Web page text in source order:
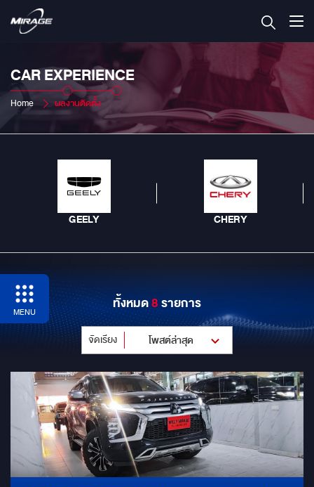
CAR EXPERIENCE
Home ผลงานติดตั้ง
GEELY CHERY
MENU ทั้งหมด8รายการ
จัดเรียง โพสต์ล่าสุด